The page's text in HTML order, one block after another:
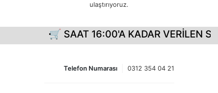
ulaştırıyoruz.
🛒 SAAT 16:00'A KADAR VERİLEN
Telefon Numarası 0312 354 04 21